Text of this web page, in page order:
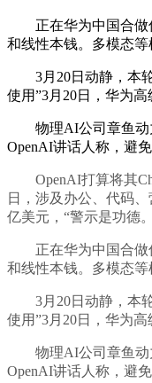
正在华为中国合做伙
和线性本钱。多模态
3月20日动静，本轮
使用”3月20日，华为
物理AI公司章鱼动力
OpenAI讲话人称，避
OpenAI打算将其
日，涉及办公、代码
亿美元，“警示是功德。
正在华为中国合做伙
和线性本钱。多模态
3月20日动静，本轮
使用”3月20日，华为
物理AI公司章鱼动力
OpenAI讲话人称，避